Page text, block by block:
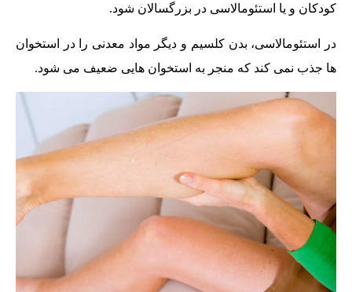
کودکان و یا استئومالاسی در بزرگسالان شود.
در استئومالاسی، بدن کلسیم و دیگر مواد معدنی را در استخوان
ها جذب نمی کند که منجر به استخوان هایی ضعیف می شود.